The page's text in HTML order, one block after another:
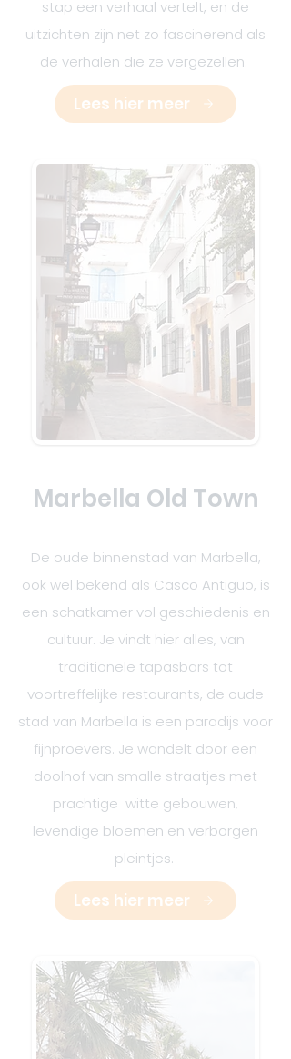
stap een verhaal vertelt, en de
uitzichten zijn net zo fascinerend als
de verhalen die ze vergezellen.
Lees hier meer
Marbella Old Town
De oude binnenstad van Marbella,
ook wel bekend als Casco Antiguo, is
een schatkamer vol geschiedenis en
cultuur. Je vindt hier alles, van
traditionele tapasbars tot
voortreffelijke restaurants, de oude
stad van Marbella is een paradijs voor
fijnproevers. Je wandelt door een
doolhof van smalle straatjes met
prachtige witte gebouwen,
levendige bloemen en verborgen
pleintjes.
Lees hier meer